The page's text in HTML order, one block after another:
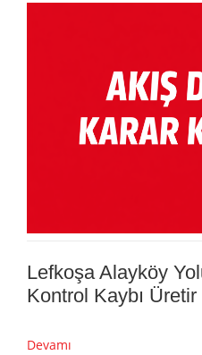
Lefkoşa Alayköy
Kontrol Kaybı Üretir
Devamı